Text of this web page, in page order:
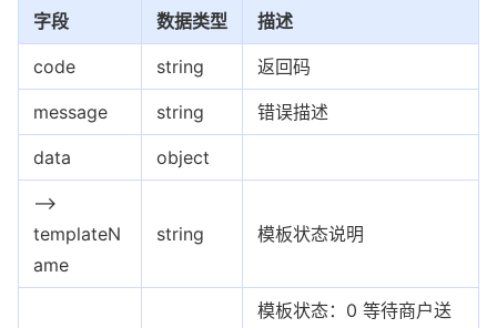
字段 数据类型 描述
code string 返回码
message string 错误描述
data object
-->
templateN
ame
string 模板状态说明
模板状态：0 等待商户送